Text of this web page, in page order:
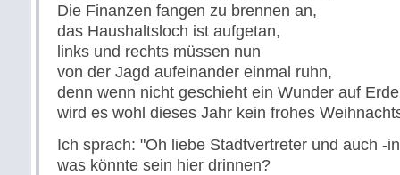
Die Finanzen fangen zu brennen an,
das Haushaltsloch ist aufgetan,
links und rechts müssen nun
von der Jagd aufeinander einmal ruhn,
denn wenn nicht geschieht ein Wunder auf
wird es wohl dieses Jahr kein frohes
Ich sprach: "Oh liebe Stadtvertreter und auch -
was könnte sein hier drinnen?